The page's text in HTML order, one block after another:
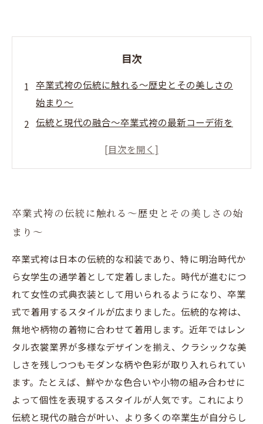
目次
卒業式袴の伝統に触れる〜歴史とその美しさの
始まり〜
伝統と現代の融合〜卒業式袴の最新コーデ術を
色柄や小物で魅せる〜個性を引き立てる袴の選
スタイルの秘密〜
自分らしい卒業式スタイルを完成させる〜袴コ
ーデの最終ポイント〜
卒業式袴の伝統に触れる〜歴史とその美しさの始
まり〜
卒業式袴は日本の伝統的な和装であり、特に明治時代か
ら女学生の通学着として定着しました。時代が進むにつ
れて女性の式典衣装として用いられるようになり、卒業
式で着用するスタイルが広まりました。伝統的な袴は、
無地や柄物の着物に合わせて着用します。近年ではレン
タル衣裳業界が多様なデザインを揃え、クラシックな美
しさを残しつつもモダンな柄や色彩が取り入れられてい
ます。たとえば、鮮やかな色合いや小物の組み合わせに
よって個性を表現するスタイルが人気です。これにより
伝統と現代の融合が叶い、より多くの卒業生が自分らし